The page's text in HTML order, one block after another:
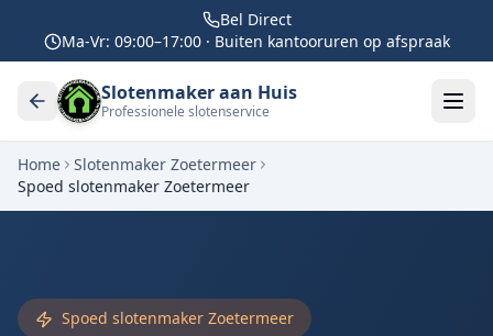
Bel Direct
Ma-Vr: 09:00–17:00 · Buiten kantooruren op afspraak
Slotenmaker aan Huis
Professionele slotenservice
Home Slotenmaker Zoetermeer
Spoed slotenmaker Zoetermeer
Spoed slotenmaker Zoetermeer